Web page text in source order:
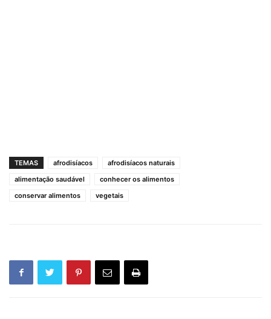
TEMAS afrodisíacos
afrodisíacos naturais
alimentação saudável
conhecer os alimentos
conservar alimentos
vegetais